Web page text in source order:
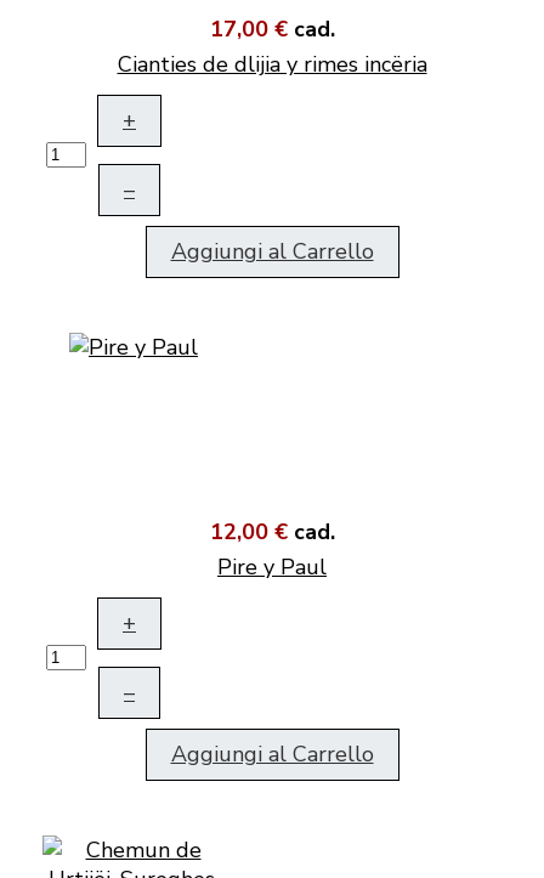
17,00 € cad.
Cianties de dlijia y rimes incëria
+
–
Aggiungi al Carrello
12,00 € cad.
Pire y Paul
+
–
Aggiungi al Carrello